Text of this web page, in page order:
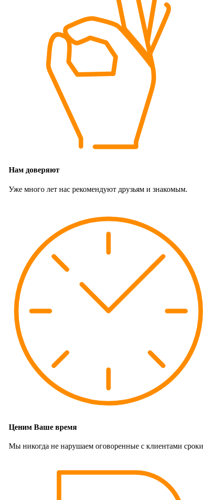
Нам доверяют
Уже много лет нас рекомендуют друзьям и знакомым.
Ценим Ваше время
Мы никогда не нарушаем оговоренные с клиентами сроки